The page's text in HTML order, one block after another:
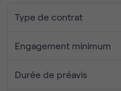
Type de contrat
Engagement minimum
Durée de préavis